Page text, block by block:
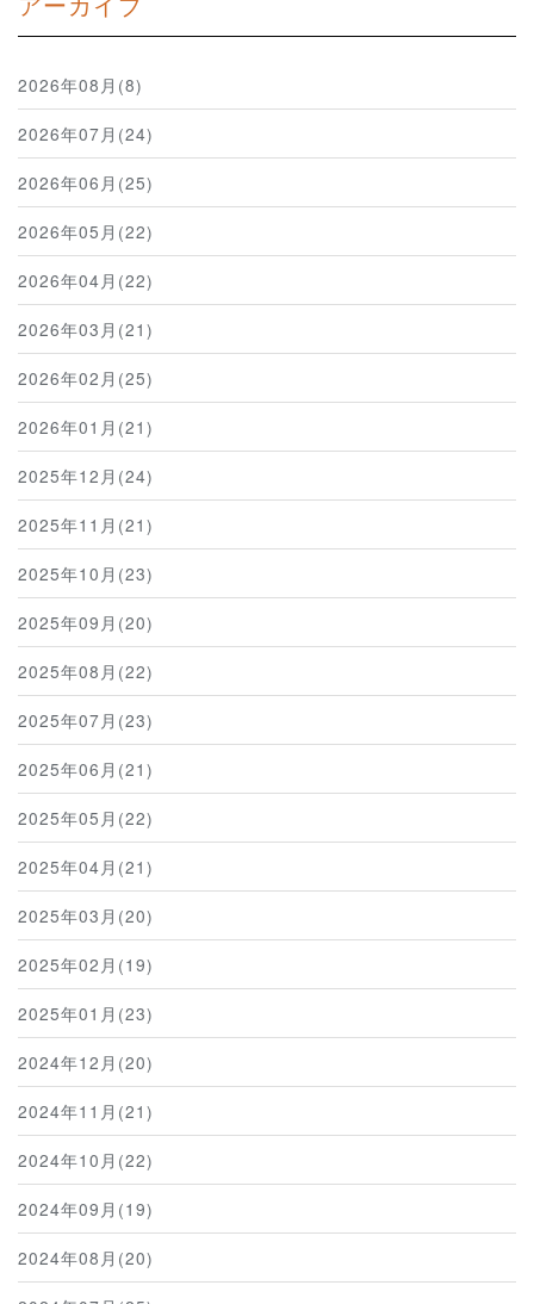
2026年08月(8)
2026年07月(24)
2026年06月(25)
2026年05月(22)
2026年04月(22)
2026年03月(21)
2026年02月(25)
2026年01月(21)
2025年12月(24)
2025年11月(21)
2025年10月(23)
2025年09月(20)
2025年08月(22)
2025年07月(23)
2025年06月(21)
2025年05月(22)
2025年04月(21)
2025年03月(20)
2025年02月(19)
2025年01月(23)
2024年12月(20)
2024年11月(21)
2024年10月(22)
2024年09月(19)
2024年08月(20)